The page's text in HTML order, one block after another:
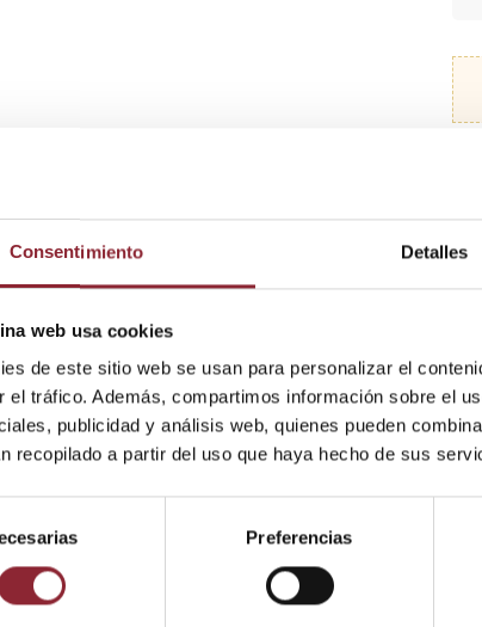
Consentimiento Detalles
web usa cookies
de este sitio web se usan para personalizar el
el tráfico. Además, compartimos información sobre el
publicidad y análisis web, quienes pueden
recopilado a partir del uso que haya hecho de sus
Preferencias